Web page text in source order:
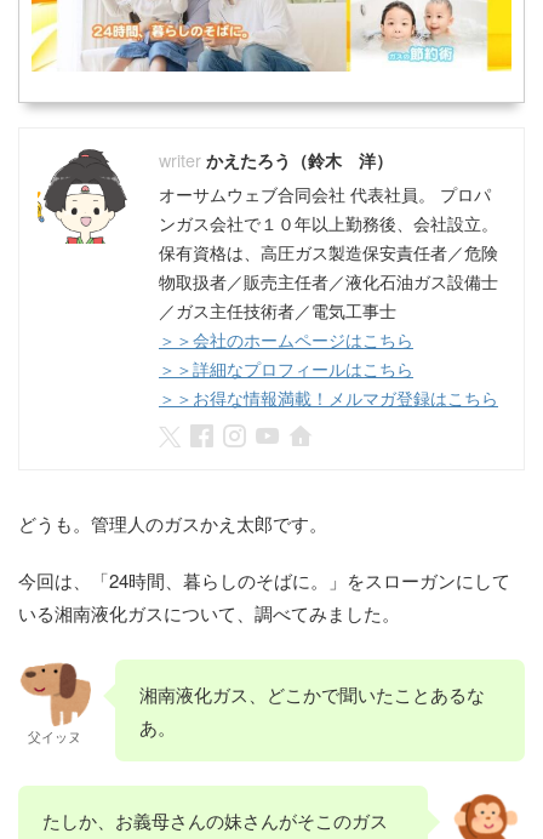
かえたろう（鈴木 洋）
オーサムウェブ合同会社 代表社員。 プロパ
ンガス会社で１０年以上勤務後、会社設立。
保有資格は、高圧ガス製造保安責任者／危険
物取扱者／販売主任者／液化石油ガス設備士
／ガス主任技術者／電気工事士
＞＞会社のホームページはこちら
＞＞詳細なプロフィールはこちら
＞＞お得な情報満載！メルマガ登録はこちら
どうも。管理人のガスかえ太郎です。
今回は、「24時間、暮らしのそばに。」をスローガンにして
いる湘南液化ガスについて、調べてみました。
父イッヌ
湘南液化ガス、どこかで聞いたことあるな
あ。
たしか、お義母さんの妹さんがそこのガス